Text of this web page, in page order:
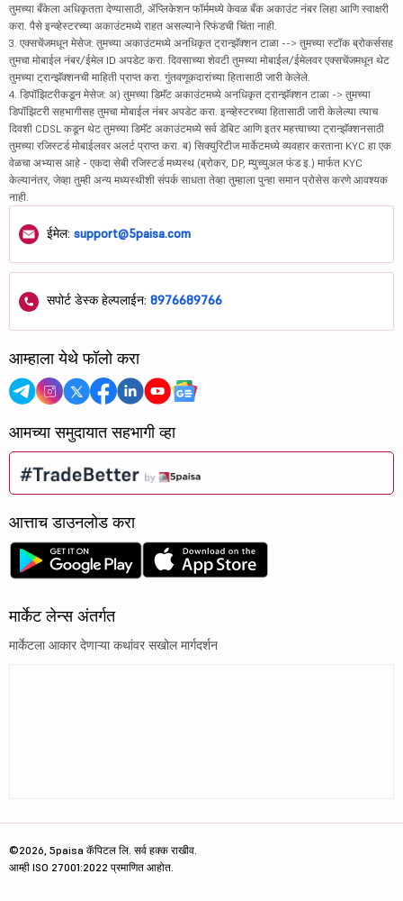
तुमच्या बँकेला अधिकृतता देण्यासाठी, ॲप्लिकेशन फॉर्ममध्ये केवळ बँक अकाउंट नंबर लिहा आणि स्वाक्षरी
करा. पैसे इन्व्हेस्टरच्या अकाउंटमध्ये राहत असल्याने रिफंडची चिंता नाही.
3. एक्सचेंजमधून मेसेज: तुमच्या अकाउंटमध्ये अनधिकृत ट्रान्झॅक्शन टाळा --> तुमच्या स्टॉक ब्रोकर्ससह
तुमचा मोबाईल नंबर/ईमेल ID अपडेट करा. दिवसाच्या शेवटी तुमच्या मोबाईल/ईमेलवर एक्सचेंजमधून थेट
तुमच्या ट्रान्झॅक्शनची माहिती प्राप्त करा. गुंतवणूकदारांच्या हितासाठी जारी केलेले.
4. डिपॉझिटरीकडून मेसेज: अ) तुमच्या डिमॅट अकाउंटमध्ये अनधिकृत ट्रान्झॅक्शन टाळा -> तुमच्या
डिपॉझिटरी सहभागीसह तुमचा मोबाईल नंबर अपडेट करा. इन्व्हेस्टरच्या हितासाठी जारी केलेल्या त्याच
दिवशी CDSL कडून थेट तुमच्या डिमॅट अकाउंटमध्ये सर्व डेबिट आणि इतर महत्त्वाच्या ट्रान्झॅक्शनसाठी
तुमच्या रजिस्टर्ड मोबाईलवर अलर्ट प्राप्त करा. ब) सिक्युरिटीज मार्केटमध्ये व्यवहार करताना KYC हा एक
वेळचा अभ्यास आहे - एकदा सेबी रजिस्टर्ड मध्यस्थ (ब्रोकर, DP, म्युच्युअल फंड इ.) मार्फत KYC
केल्यानंतर, जेव्हा तुम्ही अन्य मध्यस्थीशी संपर्क साधता तेव्हा तुम्हाला पुन्हा समान प्रोसेस करणे आवश्यक
नाही.
ईमेल: support@5paisa.com
सपोर्ट डेस्क हेल्पलाईन: 8976689766
आम्हाला येथे फॉलो करा
आमच्या समुदायात सहभागी व्हा
आत्ताच डाउनलोड करा
मार्केट लेन्स अंतर्गत
मार्केटला आकार देणाऱ्या कथांवर सखोल मार्गदर्शन
©2026, 5paisa कॅपिटल लि. सर्व हक्क राखीव.
आम्ही ISO 27001:2022 प्रमाणित आहोत.